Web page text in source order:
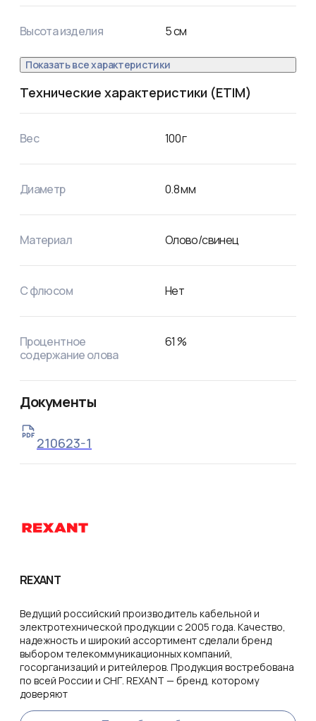
Высота изделия 5см
Показать все характеристики
Технические характеристики (ETIM)
Вес 100г
Диаметр 0.8мм
Материал Олово/свинец
С флюсом Нет
Процентное
содержание олова
61%
Документы
210623-1
REXANT
Ведущий российский производитель кабельной и
электротехнической продукции с 2005 года. Качество,
надежность и широкий ассортимент сделали бренд
выбором телекоммуникационных компаний,
госорганизаций и ритейлеров. Продукция востребована
по всей России и СНГ. REXANT — бренд, которому
доверяют